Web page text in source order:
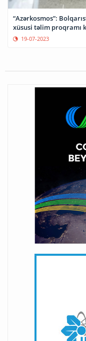
“Azərkosmos”:
xüsusi təlim proqramı
19-07-2023